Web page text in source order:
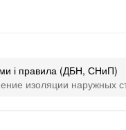
і правила (ДБН, СНиП)
изоляции наружных